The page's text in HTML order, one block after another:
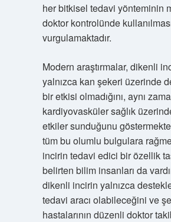
her bitkisel tedavi yönteminin
doktor kontrolünde
vurgulamaktadır.
Modern araştırmalar, dikenli
yalnızca kan şekeri üzerinde
bir etkisi olmadığını, aynı
kardiyovasküler sağlık
etkiler sunduğunu
tüm bu olumlu bulgulara
incirin tedavi edici bir özellik
belirten bilim insanları da
dikenli incirin yalnızca
tedavi aracı olabileceğini ve
hastalarının düzenli doktor